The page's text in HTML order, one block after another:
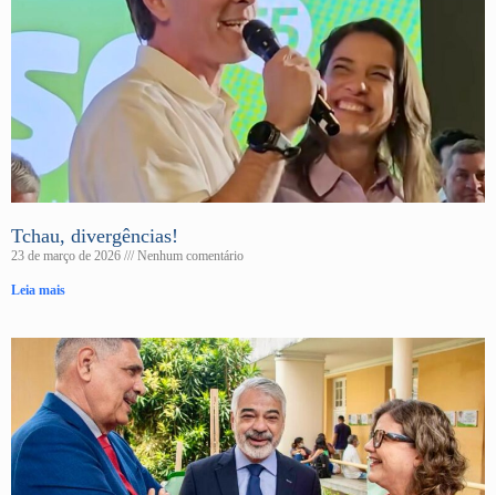
Tchau, divergências!
23 de março de 2026 Nenhum comentário
Leia mais